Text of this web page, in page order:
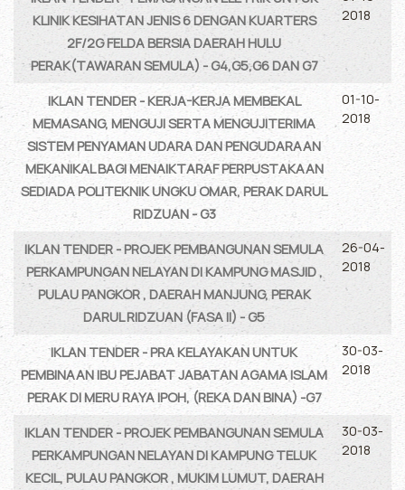
KLINIK KESIHATAN JENIS 6 DENGAN KUARTERS
2F/2G FELDA BERSIA DAERAH HULU
PERAK(TAWARAN SEMULA) - G4,G5,G6 DAN G7
2018
IKLAN TENDER - KERJA-KERJA MEMBEKAL
MEMASANG, MENGUJI SERTA MENGUJITERIMA
SISTEM PENYAMAN UDARA DAN PENGUDARAAN
MEKANIKAL BAGI MENAIKTARAF PERPUSTAKAAN
SEDIADA POLITEKNIK UNGKU OMAR, PERAK DARUL
RIDZUAN - G3
01-10-
2018
IKLAN TENDER - PROJEK PEMBANGUNAN SEMULA
PERKAMPUNGAN NELAYAN DI KAMPUNG MASJID ,
PULAU PANGKOR , DAERAH MANJUNG, PERAK
DARUL RIDZUAN (FASA II) - G5
26-04-
2018
IKLAN TENDER - PRA KELAYAKAN UNTUK
PEMBINAAN IBU PEJABAT JABATAN AGAMA ISLAM
PERAK DI MERU RAYA IPOH, (REKA DAN BINA) -G7
30-03-
2018
IKLAN TENDER - PROJEK PEMBANGUNAN SEMULA
PERKAMPUNGAN NELAYAN DI KAMPUNG TELUK
KECIL, PULAU PANGKOR , MUKIM LUMUT, DAERAH
30-03-
2018